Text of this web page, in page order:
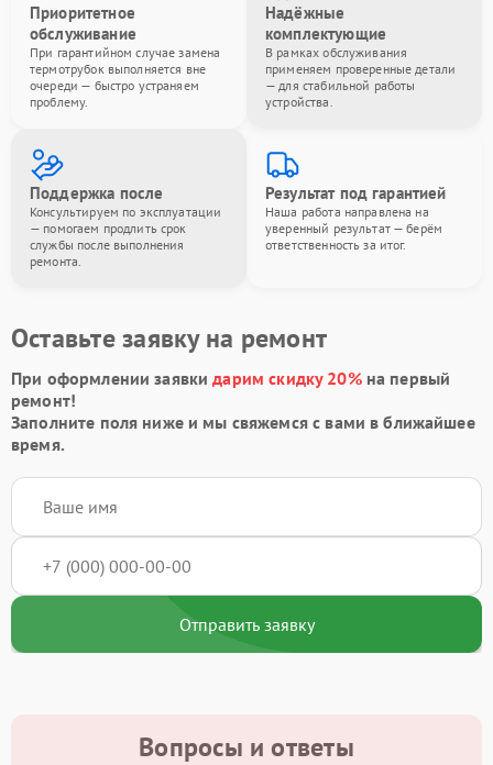
Приоритетное
обслуживание
При гарантийном случае замена
термотрубок выполняется вне
очереди — быстро устраняем
проблему.
Надёжные
комплектующие
В рамках обслуживания
применяем проверенные детали
— для стабильной работы
устройства.
Поддержка после
Консультируем по эксплуатации
— помогаем продлить срок
службы после выполнения
ремонта.
Результат под гарантией
Наша работа направлена на
уверенный результат — берём
ответственность за итог.
Оставьте заявку на ремонт
При оформлении заявкидарим скидку 20%на первый
ремонт!
Заполните поля ниже и мы свяжемся с вами в ближайшее
время.
Отправить заявку
Вопросы и ответы